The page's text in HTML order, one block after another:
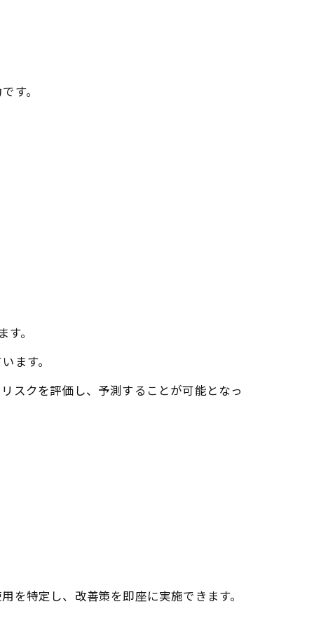
す。
。
ます。
スクを評価し、予測することが可能となっ
特定し、改善策を即座に実施できます。